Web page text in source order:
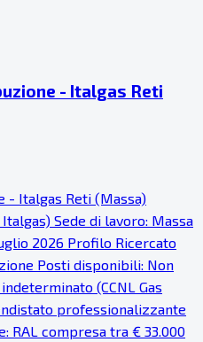
- Italgas Reti
- Italgas Reti (Massa)
Sede di lavoro: Massa
2026 Profilo Ricercato
Posti disponibili: Non
(CCNL Gas
professionalizzante
RAL compresa tra € 33.000